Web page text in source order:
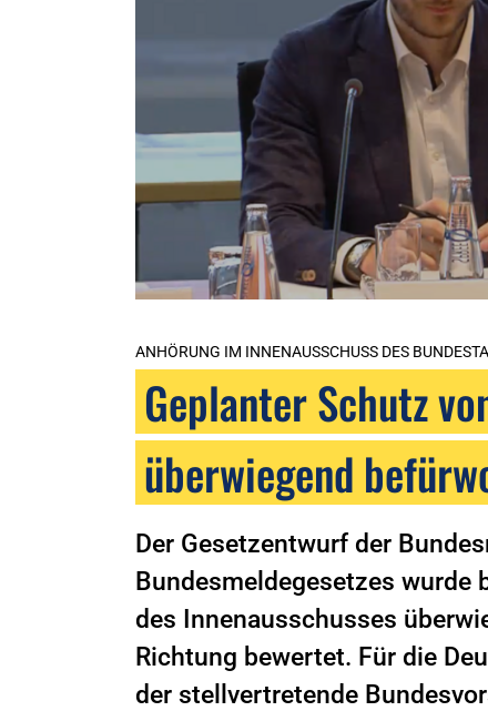
ANHÖRUNG IM INNENAUSSCHUSS DES
Geplanter Schutz
überwiegend
Der Gesetzentwurf der
Bundesmeldegesetzes wurde
des Innenausschusses
Richtung bewertet. Für die
der stellvertretende